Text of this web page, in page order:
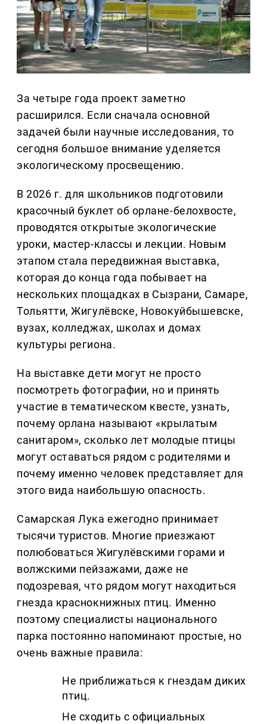
За четыре года проект заметно
расширился. Если сначала основной
задачей были научные исследования, то
сегодня большое внимание уделяется
экологическому просвещению.
В 2026 г. для школьников подготовили
красочный буклет об орлане-белохвосте,
проводятся открытые экологические
уроки, мастер-классы и лекции. Новым
этапом стала передвижная выставка,
которая до конца года побывает на
нескольких площадках в Сызрани, Самаре,
Тольятти, Жигулёвске, Новокуйбышевске,
вузах, колледжах, школах и домах
культуры региона.
На выставке дети могут не просто
посмотреть фотографии, но и принять
участие в тематическом квесте, узнать,
почему орлана называют «крылатым
санитаром», сколько лет молодые птицы
могут оставаться рядом с родителями и
почему именно человек представляет для
этого вида наибольшую опасность.
Самарская Лука ежегодно принимает
тысячи туристов. Многие приезжают
полюбоваться Жигулёвскими горами и
волжскими пейзажами, даже не
подозревая, что рядом могут находиться
гнезда краснокнижных птиц. Именно
поэтому специалисты национального
парка постоянно напоминают простые, но
очень важные правила:
Не приближаться к гнездам диких
птиц.
Не сходить с официальных